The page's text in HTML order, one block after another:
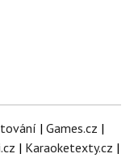
| Games.cz |
| Karaoketexty.cz |